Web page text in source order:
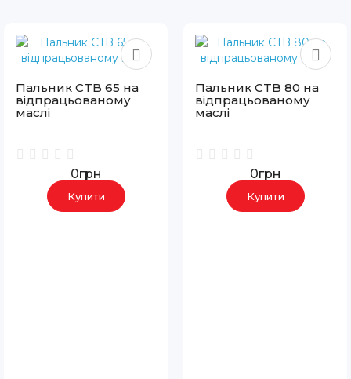
Пальник CTB 65 на
відпрацьованому
маслі
0грн
Купити
Пальник CTB 80 на
відпрацьованому
маслі
0грн
Купити